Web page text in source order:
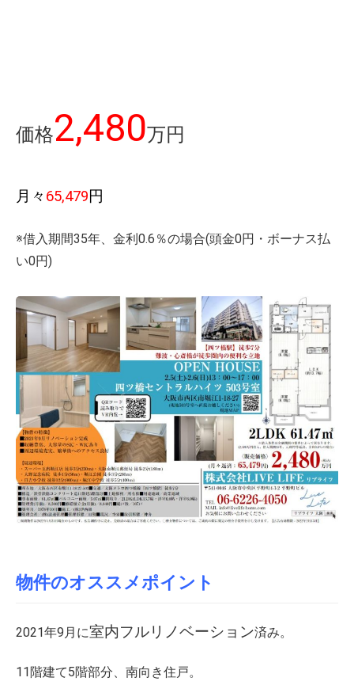
価格2,480万円
月々 65,479円
※借入期間35年、金利0.6％の場合(頭金0円・ボーナス払
い0円)
物件のオススメポイント
2021年9月に室内フルリノベーション済み。
11階建て5階部分、南向き住戸。